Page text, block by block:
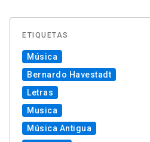
ETIQUETAS
Música
Bernardo Havestadt
Letras
Musica
Música Antigua